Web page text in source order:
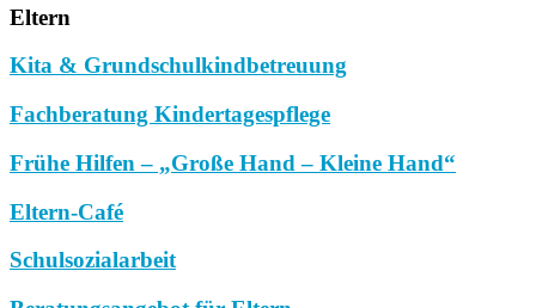
Eltern
Kita & Grundschulkindbetreuung
Fachberatung Kindertagespflege
Frühe Hilfen – „Große Hand – Kleine Hand“
Eltern-Café
Schulsozialarbeit